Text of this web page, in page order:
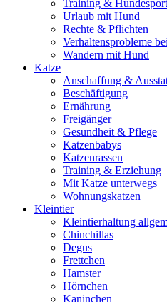
Training & Hundesport
Urlaub mit Hund
Rechte & Pflichten
Verhaltensprobleme
Wandern mit Hund
Katze
Anschaffung &
Beschäftigung
Ernährung
Freigänger
Gesundheit & Pflege
Katzenbabys
Katzenrassen
Training & Erziehung
Mit Katze unterwegs
Wohnungskatzen
Kleintier
Kleintierhaltung
Chinchillas
Degus
Frettchen
Hamster
Hörnchen
Kaninchen